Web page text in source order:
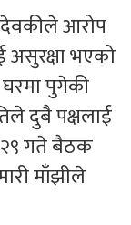
देवकीले आरोप
भएको
पुगेकी
दुबै पक्षलाई
गते बैठक
माँझीले